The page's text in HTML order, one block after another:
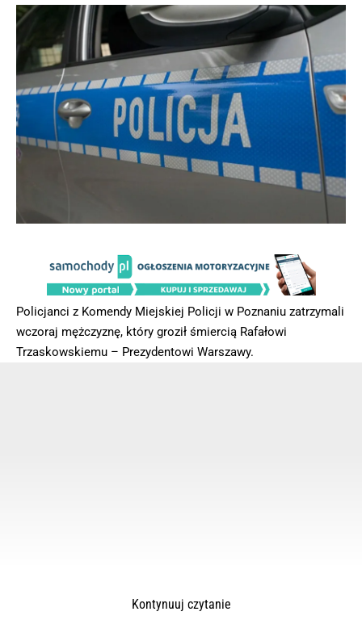
Policjanci z Komendy Miejskiej Policji w Poznaniu zatrzymali
wczoraj mężczyznę, który groził śmiercią Rafałowi
Trzaskowskiemu – Prezydentowi Warszawy.
Kontynuuj czytanie